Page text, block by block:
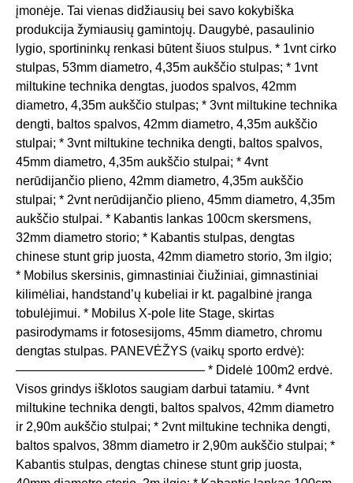
įmonėje. Tai vienas didžiausių bei savo kokybiška
produkcija žymiausių gamintojų. Daugybė, pasaulinio
lygio, sportininkų renkasi būtent šiuos stulpus. * 1vnt cirko
stulpas, 53mm diametro, 4,35m aukščio stulpas; * 1vnt
miltukine technika dengtas, juodos spalvos, 42mm
diametro, 4,35m aukščio stulpas; * 3vnt miltukine technika
dengti, baltos spalvos, 42mm diametro, 4,35m aukščio
stulpai; * 3vnt miltukine technika dengti, baltos spalvos,
45mm diametro, 4,35m aukščio stulpai; * 4vnt
nerūdijančio plieno, 42mm diametro, 4,35m aukščio
stulpai; * 2vnt nerūdijančio plieno, 45mm diametro, 4,35m
aukščio stulpai. * Kabantis lankas 100cm skersmens,
32mm diametro storio; * Kabantis stulpas, dengtas
chinese stunt grip juosta, 42mm diametro storio, 3m ilgio;
* Mobilus skersinis, gimnastiniai čiužiniai, gimnastiniai
kilimėliai, handstand’ų kubeliai ir kt. pagalbinė įranga
tobulėjimui. * Mobilus X-pole lite Stage, skirtas
pasirodymams ir fotosesijoms, 45mm diametro, chromu
dengtas stulpas. PANEVĖŽYS (vaikų sporto erdvė):
——————————————— * Didelė 100m2 erdvė.
Visos grindys išklotos saugiam darbui tatamiu. * 4vnt
miltukine technika dengti, baltos spalvos, 42mm diametro
ir 2,90m aukščio stulpai; * 2vnt miltukine technika dengti,
baltos spalvos, 38mm diametro ir 2,90m aukščio stulpai; *
Kabantis stulpas, dengtas chinese stunt grip juosta,